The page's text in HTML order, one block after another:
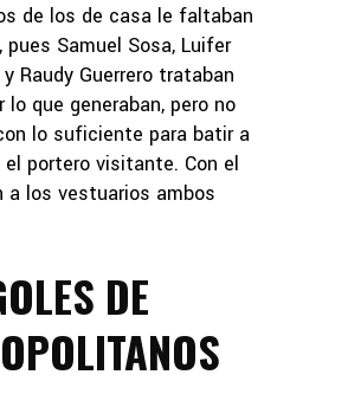
de los de casa le faltaban
pues Samuel Sosa, Luifer
Raudy Guerrero trataban
lo que generaban, pero no
lo suficiente para batir a
el portero visitante. Con el
a los vestuarios ambos
DE